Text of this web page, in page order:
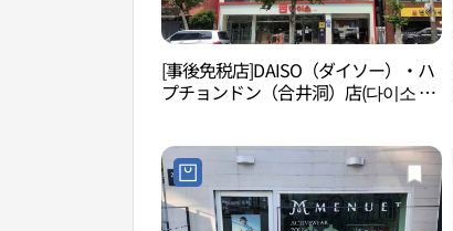
[事後免税店]DAISO（ダイソー）・ハ
プチョンドン（合井洞）店(다이소 합